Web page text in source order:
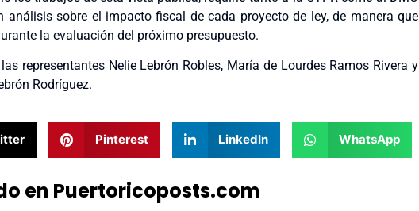
sobre el impacto fiscal de cada proyecto de ley, de manera que
la evaluación del próximo presupuesto.
representantes Nelie Lebrón Robles, María de Lourdes Ramos Rivera y
Rodríguez.
Pinterest LinkedIn WhatsApp
en Puertoricoposts.com